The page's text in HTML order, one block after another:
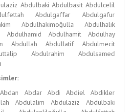
Abdulbaki Abdulbasit Abdulcelil
Abdulgaffar
Abdulgafur
Abdulhakimoğulla
Abdulhalık
Abdulhamid Abdulhamit
Abdulhay
Abdullah Abdullatif
Abdulmecit
Abdulrahim
Abdulsamed
Abdan Abdar Abdi Abdiel
Abdikler
Abdulalim Abdulaziz
Abdulbaki